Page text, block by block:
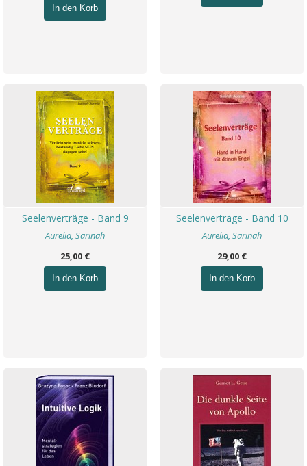
In den Korb
Seelenverträge - Band 9
Aurelia, Sarinah
25,00 €
In den Korb
Seelenverträge - Band 10
Aurelia, Sarinah
29,00 €
In den Korb